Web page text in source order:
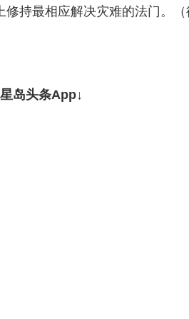
修持最相应解决灾难的法门。
岛头条App↓